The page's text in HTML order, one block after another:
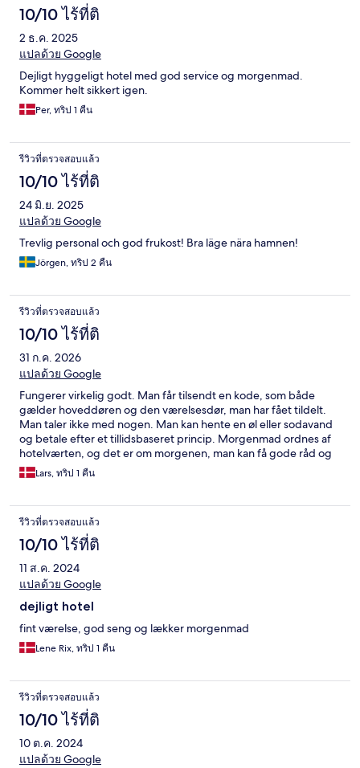
10/10 ไร้ที่ติ
2 ธ.ค. 2025
แปลด้วย Google
Dejligt hyggeligt hotel med god service og morgenmad.
Kommer helt sikkert igen.
Per, ทริป 1 คืน
รีวิวที่ตรวจสอบแล้ว
10/10 ไร้ที่ติ
24 มิ.ย. 2025
แปลด้วย Google
Trevlig personal och god frukost! Bra läge nära hamnen!
Jörgen, ทริป 2 คืน
รีวิวที่ตรวจสอบแล้ว
10/10 ไร้ที่ติ
31 ก.ค. 2026
แปลด้วย Google
Fungerer virkelig godt. Man får tilsendt en kode, som både
gælder hoveddøren og den værelsesdør, man har fået tildelt.
Man taler ikke med nogen. Man kan hente en øl eller sodavand
og betale efter et tillidsbaseret princip. Morgenmad ordnes af
hotelværten, og det er om morgenen, man kan få gode råd og
få lov til at betale
Lars, ทริป 1 คืน
รีวิวที่ตรวจสอบแล้ว
10/10 ไร้ที่ติ
11 ส.ค. 2024
แปลด้วย Google
dejligt hotel
fint værelse, god seng og lækker morgenmad
Lene Rix, ทริป 1 คืน
รีวิวที่ตรวจสอบแล้ว
10/10 ไร้ที่ติ
10 ต.ค. 2024
แปลด้วย Google